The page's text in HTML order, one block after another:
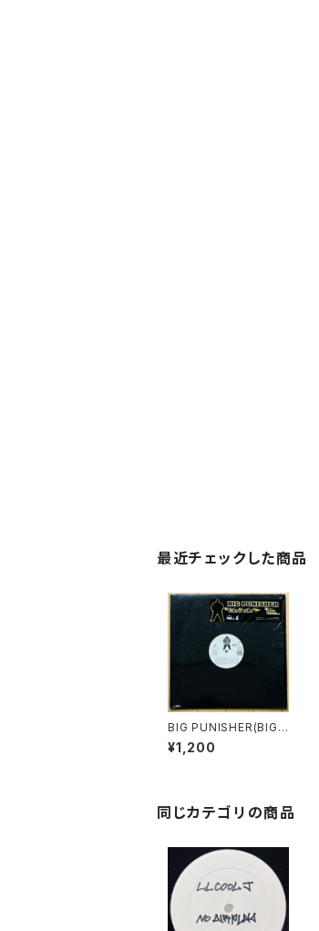
最近チェックした商品
BIG PUNISHER(BIG
PUN) / STILL NOT A
PLAYER
¥1,200
同じカテゴリの商品